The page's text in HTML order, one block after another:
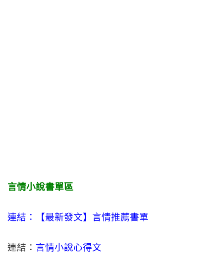
言情小說書單區
連結：【最新發文】 言情推薦書單
連結： 言情小說心得文